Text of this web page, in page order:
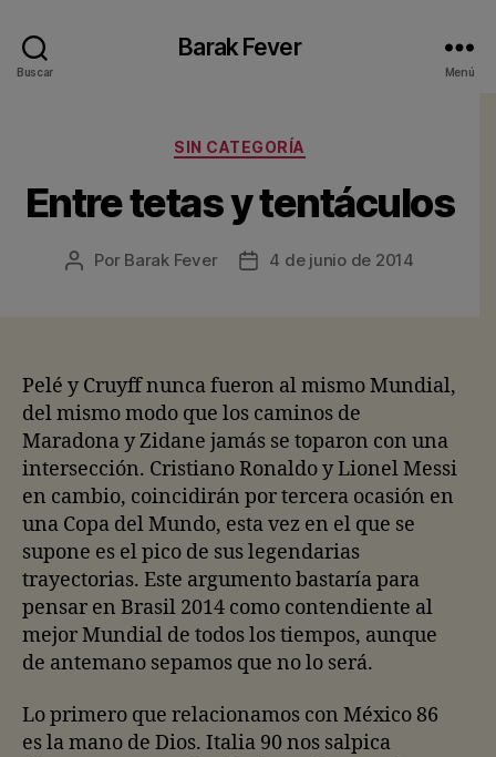
Buscar
Barak Fever
Menú
Categorías
SIN CATEGORÍA
Entre tetas y tentáculos
Autor
Por Barak Fever
Fecha4 de junio de 2014
Pelé y Cruyff nunca fueron al mismo Mundial,
del mismo modo que los caminos de
Maradona y Zidane jamás se toparon con una
intersección. Cristiano Ronaldo y Lionel Messi
en cambio, coincidirán por tercera ocasión en
una Copa del Mundo, esta vez en el que se
supone es el pico de sus legendarias
trayectorias. Este argumento bastaría para
pensar en Brasil 2014 como contendiente al
mejor Mundial de todos los tiempos, aunque
de antemano sepamos que no lo será.
Lo primero que relacionamos con México 86
es la mano de Dios. Italia 90 nos salpica